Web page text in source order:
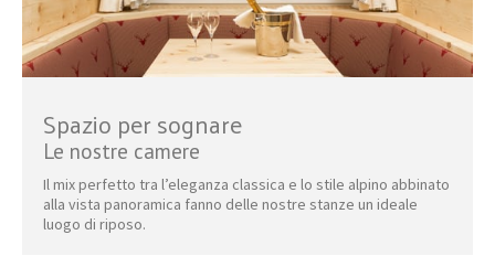
Spazio per sognare
Le nostre camere
Il mix perfetto tra l’eleganza classica e lo stile alpino abbinato
alla vista panoramica fanno delle nostre stanze un ideale
luogo di riposo.